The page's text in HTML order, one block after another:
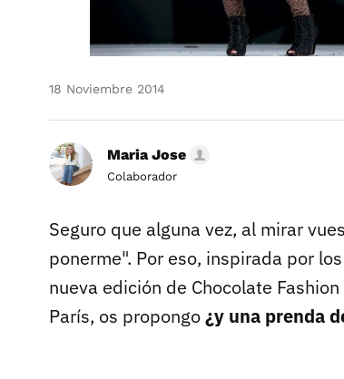
18 Noviembre 2014
Maria Jose
Colaborador
Seguro que alguna vez, al mirar
ponerme". Por eso, inspirada por
nueva edición de Chocolate
París, os propongo¿y una prenda